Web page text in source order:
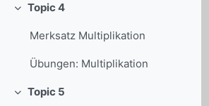
Einklappen
Topic 4
Merksatz Multiplikation
Übungen: Multiplikation
Einklappen
Topic 5